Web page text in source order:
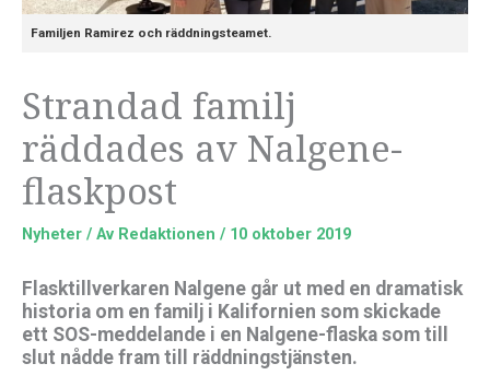
Familjen Ramirez och räddningsteamet.
Strandad familj
räddades av Nalgene-
flaskpost
Nyheter / Av Redaktionen / 10 oktober 2019
Flasktillverkaren Nalgene går ut med en dramatisk
historia om en familj i Kalifornien som skickade
ett SOS-meddelande i en Nalgene-flaska som till
slut nådde fram till räddningstjänsten.